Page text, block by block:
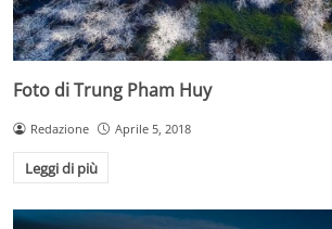
Foto di Trung Pham Huy
Redazione Aprile 5, 2018
Leggi di più